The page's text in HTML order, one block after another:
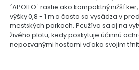
´APOLLO´ rastie ako kompaktný nižší
výšky 0,8 - 1 m a často sa vysádza v
mestských parkoch. Používa sa aj na
živého plotu, kedy poskytuje účinnú
nepozvanými hosťami vďaka svojim